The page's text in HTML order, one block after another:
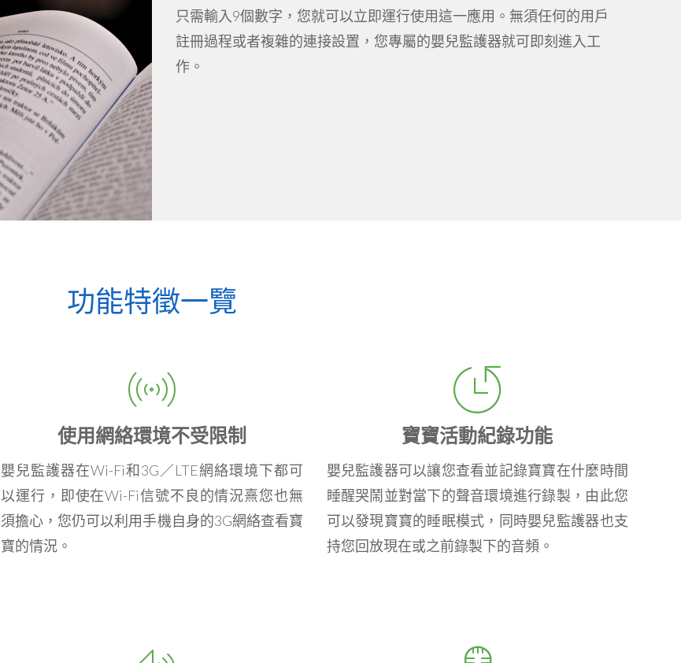
只需輸入9個數字，您就可以立即運行使用這一應用。無須任何的用戶
註冊過程或者複雜的連接設置，您專屬的嬰兒監護器就可即刻進入工
作。
功能特徵一覽
使用網絡環境不受限制
嬰兒監護器在Wi-Fi和3G／LTE網絡環境下都可
以運行，即使在Wi-Fi信號不良的情況熹您也無
須擔心，您仍可以利用手機自身的3G網絡查看寶
寶的情況。
寶寶活動紀錄功能
嬰兒監護器可以讓您查看並記錄寶寶在什麼時間
睡醒哭鬧並對當下的聲音環境進行錄製，由此您
可以發現寶寶的睡眠模式，同時嬰兒監護器也支
持您回放現在或之前錄製下的音頻。